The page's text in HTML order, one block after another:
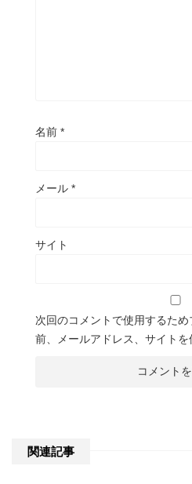
名前 *
メール *
サイト
次回のコメントで使用するた
前、メールアドレス、サイトを
関連記事